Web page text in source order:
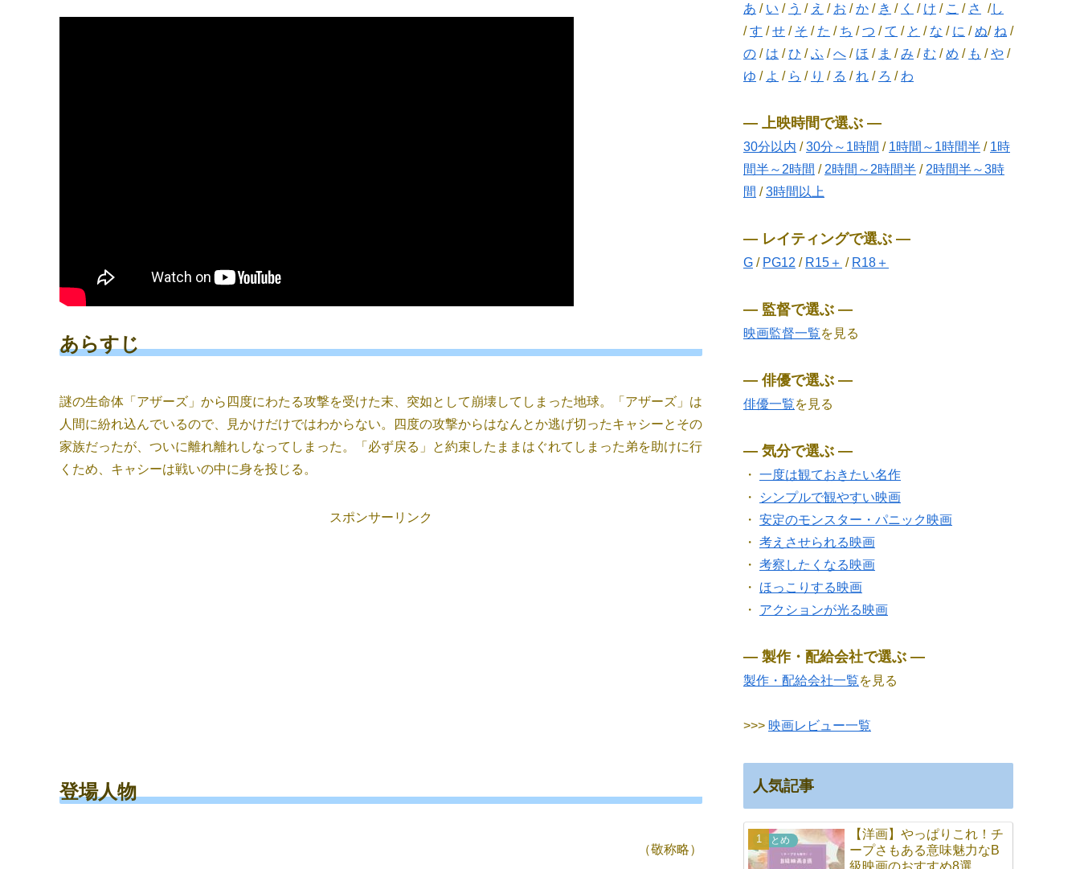
あらすじ
謎の生命体「アザーズ」から四度にわたる攻撃を受けた末、突如として崩壊してしまった地球。「アザーズ」は
人間に紛れ込んでいるので、見かけだけではわからない。四度の攻撃からはなんとか逃げ切ったキャシーとその
家族だったが、ついに離れ離れしなってしまった。「必ず戻る」と約束したままはぐれてしまった弟を助けに行
くため、キャシーは戦いの中に身を投じる。
スポンサーリンク
登場人物
（敬称略）
あ / い / う / え / お /か / き / く / け / こ / さ /し
/す /せ / そ / た / ち /つ /て / と / な / に /ぬ/ ね /
の / は /ひ /ふ /へ / ほ / ま /み /む /め / も /や /
ゆ / よ / ら / り / る / れ / ろ / わ
― 上映時間で選ぶ ―
30分以内 /30分～1時間 / 1時間～1時間半 / 1時
間半～2時間 / 2時間～2時間半 / 2時間半～3時
間 /3時間以上
― レイティングで選ぶ ―
G / PG12 / R15＋ / R18＋
― 監督で選ぶ ―
映画監督一覧を見る
― 俳優で選ぶ ―
俳優一覧を見る
― 気分で選ぶ ―
・ 一度は観ておきたい名作
・
シンプルで観やすい映画
・ 安定のモンスター・パニック映画
・ 考えさせられる映画
・ 考察したくなる映画
・ ほっこりする映画
・ アクションが光る映画
― 製作・配給会社で選ぶ ―
製作・配給会社一覧を見る
>>> 映画レビュー一覧
人気記事
まとめ
【洋画】やっぱりこれ！チ
ープさもある意味魅力なB
級映画のおすすめ8選